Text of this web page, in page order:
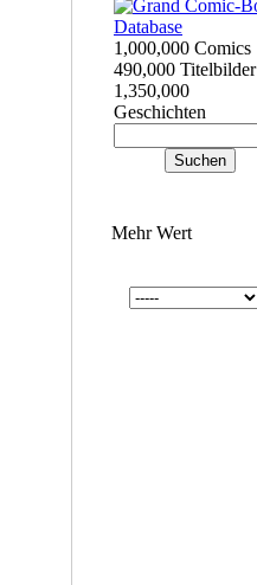
1,000,000 Comics
490,000 Titelbilder
1,350,000
Geschichten
Mehr Wert